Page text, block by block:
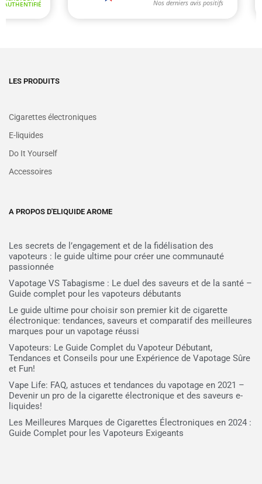
LES PRODUITS
Cigarettes électroniques
E-liquides
Do It Yourself
Accessoires
A PROPOS D'ELIQUIDE AROME
Les secrets de l’engagement et de la fidélisation des
vapoteurs : le guide ultime pour créer une communauté
passionnée
Vapotage VS Tabagisme : Le duel des saveurs et de la santé –
Guide complet pour les vapoteurs débutants
Le guide ultime pour choisir son premier kit de cigarette
électronique: tendances, saveurs et comparatif des meilleures
marques pour un vapotage réussi
Vapoteurs: Le Guide Complet du Vapoteur Débutant,
Tendances et Conseils pour une Expérience de Vapotage Sûre
et Fun!
Vape Life: FAQ, astuces et tendances du vapotage en 2021 –
Devenir un pro de la cigarette électronique et des saveurs e-
liquides!
Les Meilleures Marques de Cigarettes Électroniques en 2024 :
Guide Complet pour les Vapoteurs Exigeants